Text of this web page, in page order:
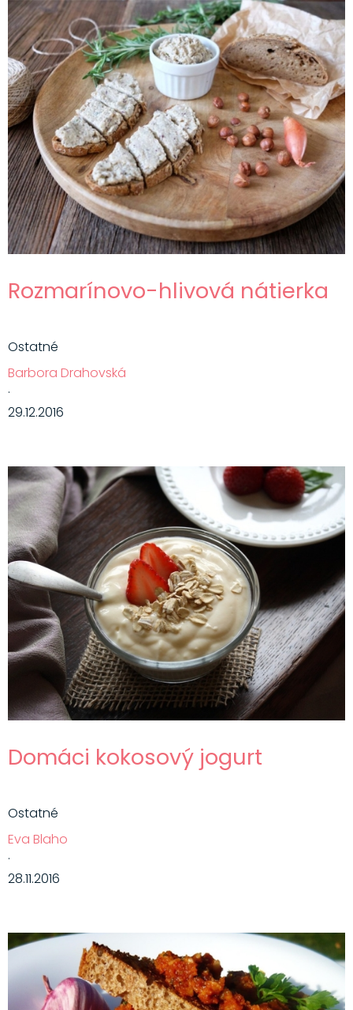
Rozmarínovo-hlivová nátierka
Ostatné
Barbora Drahovská
·
29.12.2016
Domáci kokosový jogurt
Ostatné
Eva Blaho
·
28.11.2016